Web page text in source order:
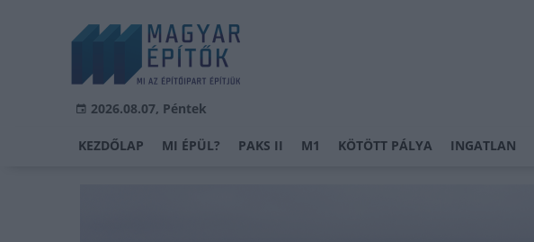
2026.08.07, Péntek
KEZDŐLAP MI ÉPÜL? PAKS II M1 KÖTÖTT PÁLYA INGATLAN